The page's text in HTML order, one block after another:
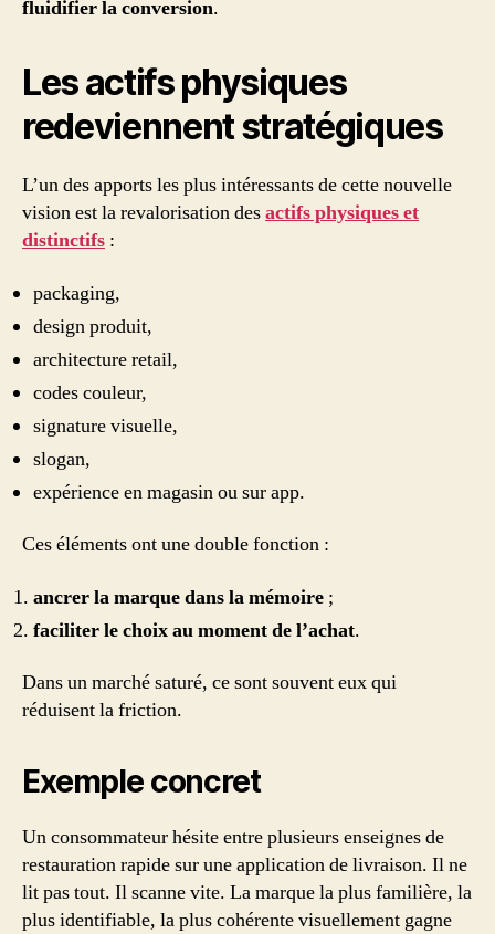
fluidifier la conversion.
Les actifs physiques
redeviennent stratégiques
L’un des apports les plus intéressants de cette nouvelle
vision est la revalorisation desactifs physiques et
distinctifs :
packaging,
design produit,
architecture retail,
codes couleur,
signature visuelle,
slogan,
expérience en magasin ou sur app.
Ces éléments ont une double fonction :
ancrer la marque dans la mémoire ;
faciliter le choix au moment de l’achat.
Dans un marché saturé, ce sont souvent eux qui
réduisent la friction.
Exemple concret
Un consommateur hésite entre plusieurs enseignes de
restauration rapide sur une application de livraison. Il ne
lit pas tout. Il scanne vite. La marque la plus familière, la
plus identifiable, la plus cohérente visuellement gagne